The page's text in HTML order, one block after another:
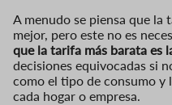
A menudo se piensa que la
mejor, pero este no es
que la tarifa más barata es
decisiones equivocadas si
como el tipo de consumo y
cada hogar o empresa.